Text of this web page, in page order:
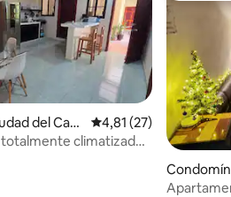
del Car
4,81 de uma avaliação
4,81 (27)
climatizado,